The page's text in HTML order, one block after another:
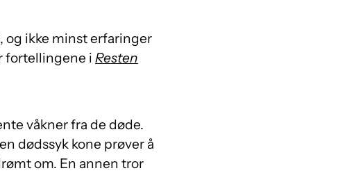
og ikke minst erfaringer
fortellingene i Resten
våkner fra de døde.
dødssyk kone prøver å
om. En annen tror